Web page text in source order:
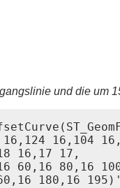
und die um
16,124 16,104
16,17 17,
60,16 80,16
180,16